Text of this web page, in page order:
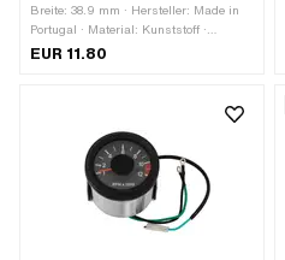
Breite: 38.9 mm · Hersteller: Made in
Portugal · Material: Kunststoff ·
Material: Stahl · Material Unterbau:
M6x1 (Standardgewinde) · Anzahl
Stellungen: 2 Stk. · Höhe: 27.5 mm
EUR 11.80